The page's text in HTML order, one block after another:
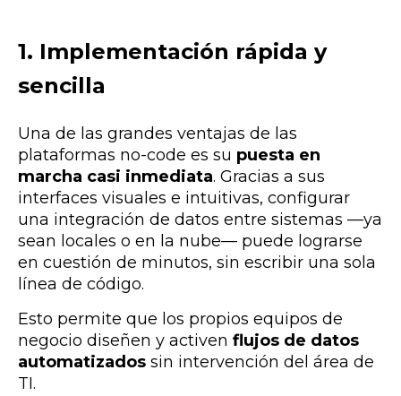
1. Implementación rápida y
sencilla
Una de las grandes ventajas de las
plataformas no-code es su puesta en
marcha casi inmediata. Gracias a sus
interfaces visuales e intuitivas, configurar
una integración de datos entre sistemas —ya
sean locales o en la nube— puede lograrse
en cuestión de minutos, sin escribir una sola
línea de código.
Esto permite que los propios equipos de
negocio diseñen y activen flujos de datos
automatizados sin intervención del área de
TI.